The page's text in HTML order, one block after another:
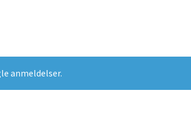
anmeldelser.